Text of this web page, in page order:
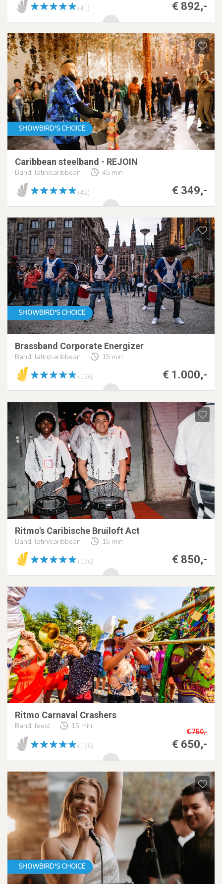
€ 892,-
(41)
SHOWBIRD'S CHOICE
Caribbean steelband - REJOIN
Band, latin/caribbean 45 min
€ 349,-
(42)
SHOWBIRD'S CHOICE
Brassband Corporate Energizer
Band, latin/caribbean 15 min
€ 1.000,-
(136)
Ritmo's Caribische Bruiloft Act
Band, latin/caribbean 15 min
€ 850,-
(136)
Ritmo Carnaval Crashers
Band, feest 15 min
€ 750,-
€ 650,-
(136)
SHOWBIRD'S CHOICE